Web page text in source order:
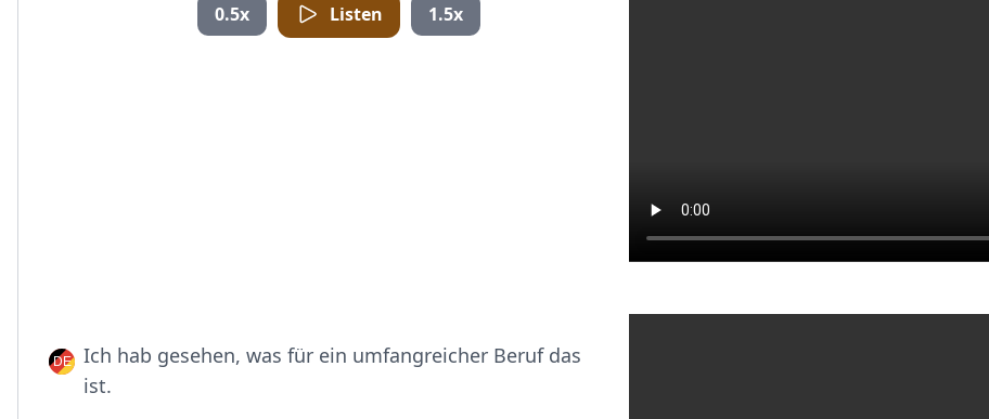
0.5x Listen 1.5x
Ich hab gesehen, was für ein umfangreicher Beruf das
ist.